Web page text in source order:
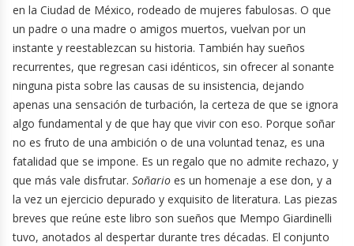
en la Ciudad de México, rodeado de mujeres fabulosas. O que
un padre o una madre o amigos muertos, vuelvan por un
instante y reestablezcan su historia. También hay sueños
recurrentes, que regresan casi idénticos, sin ofrecer al sonante
ninguna pista sobre las causas de su insistencia, dejando
apenas una sensación de turbación, la certeza de que se ignora
algo fundamental y de que hay que vivir con eso. Porque soñar
no es fruto de una ambición o de una voluntad tenaz, es una
fatalidad que se impone. Es un regalo que no admite rechazo, y
que más vale disfrutar. Soñario es un homenaje a ese don, y a
la vez un ejercicio depurado y exquisito de literatura. Las piezas
breves que reúne este libro son sueños que Mempo Giardinelli
tuvo, anotados al despertar durante tres décadas. El conjunto